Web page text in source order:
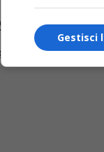
con il
Gestisci